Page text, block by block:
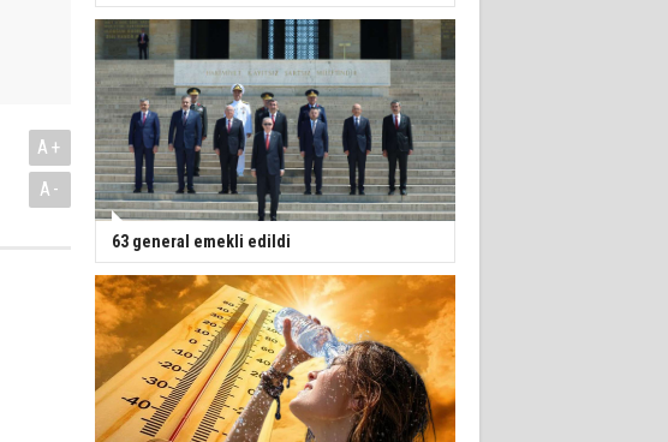
A+
A-
63 general emekli edildi